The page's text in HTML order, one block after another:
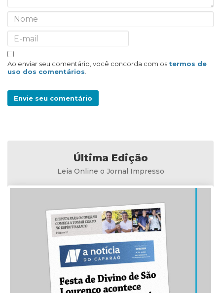
Ao enviar seu comentário, você concorda com os termos de
uso dos comentários
Envie seu comentário
Última Edição
Leia Online o Jornal Impresso